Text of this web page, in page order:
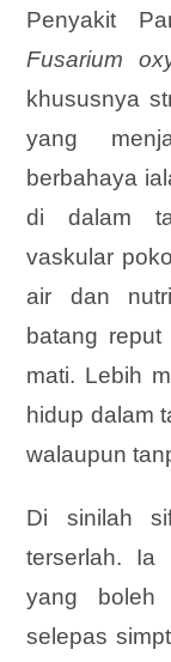
Penyakit
Fusarium
khususnya
yang
berbahaya
di dalam
vaskular
air dan
batang
mati. Lebih
hidup dalam
walaupun
Di sinilah
terserlah. Ia
yang boleh
selepas